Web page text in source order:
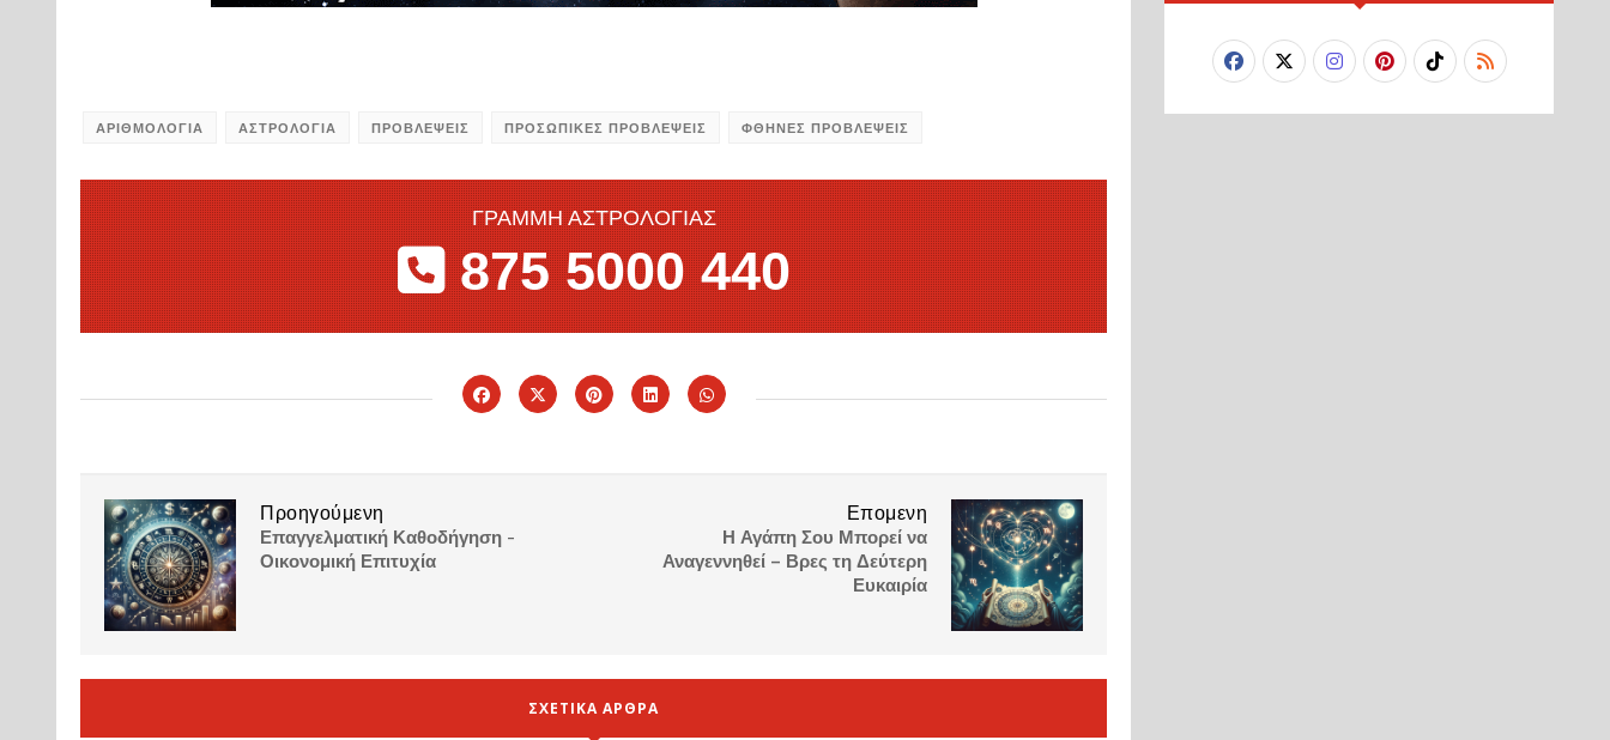
ΑΡΙΘΜΟΛΟΓΙΑ ΑΣΤΡΟΛΟΓΙΑ ΠΡΟΒΛΕΨΕΙΣ ΠΡΟΣΩΠΙΚΕΣ ΠΡΟΒΛΕΨΕΙΣ ΦΘΗΝΕΣ ΠΡΟΒΛΕΨΕΙΣ
ΓΡΑΜΜΗ ΑΣΤΡΟΛΟΓΙΑΣ
875 5000 440
Επομενη
Η Αγάπη Σου Μπορεί να
Αναγεννηθεί – Βρες τη Δεύτερη
Ευκαιρία
Προηγούμενη
Επαγγελματική Καθοδήγηση -
Οικονομική Επιτυχία
ΣΧΕΤΙΚΑ ΑΡΘΡΑ